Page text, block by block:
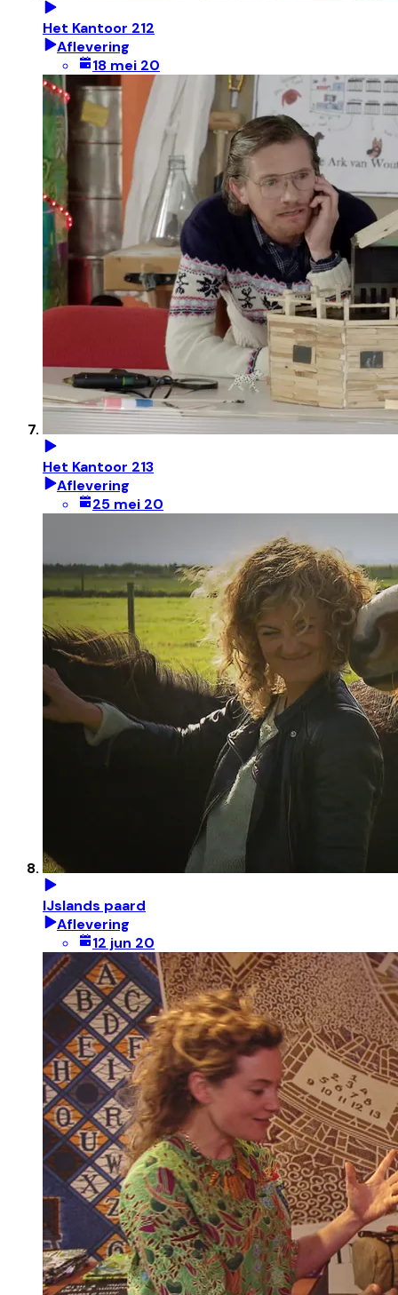
Het Kantoor 212
Aflevering
18 mei 20
Het Kantoor 213
Aflevering
25 mei 20
IJslands paard
Aflevering
12 jun 20